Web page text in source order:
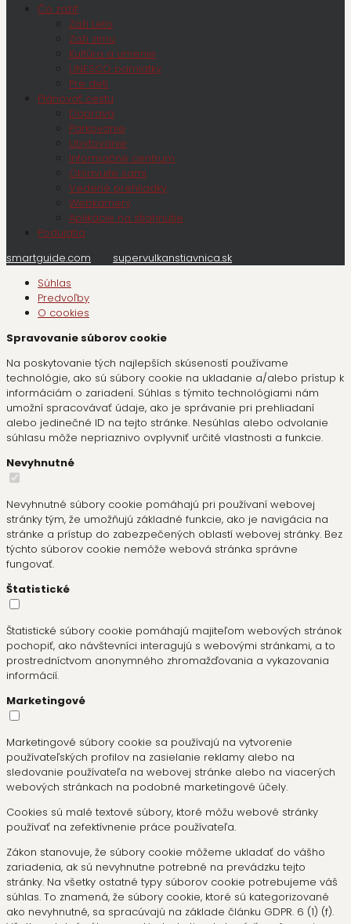
Čo zažiť
Zaži Leto
Zaži zimu
Kultúra a umenie
UNESCO pamiatky
Pre deti
Plánovať cestu
Doprava
Parkovanie
Ubytovanie
Informačné centrum
Objavujte sami
Vedené prehliadky
Webkamery
Aplikácie na stiahnutie
Podujatia
smartguide.com
supervulkanstiavnica.sk
Súhlas
Predvoľby
O cookies
Spravovanie súborov cookie
Na poskytovanie tých najlepších skúseností používame
technológie, ako sú súbory cookie na ukladanie a/alebo prístup k
informáciám o zariadení. Súhlas s týmito technológiami nám
umožní spracovávať údaje, ako je správanie pri prehliadaní
alebo jedinečné ID na tejto stránke. Nesúhlas alebo odvolanie
súhlasu môže nepriaznivo ovplyvniť určité vlastnosti a funkcie.
Nevyhnutné
Nevyhnutné súbory cookie pomáhajú pri používaní webovej
stránky tým, že umožňujú základné funkcie, ako je navigácia na
stránke a prístup do zabezpečených oblastí webovej stránky. Bez
týchto súborov cookie nemôže webová stránka správne
fungovať.
Štatistické
Štatistické súbory cookie pomáhajú majiteľom webových stránok
pochopiť, ako návštevníci interagujú s webovými stránkami, a to
prostredníctvom anonymného zhromažďovania a vykazovania
informácií.
Marketingové
Marketingové súbory cookie sa používajú na vytvorenie
používateľských profilov na zasielanie reklamy alebo na
sledovanie používateľa na webovej stránke alebo na viacerých
webových stránkach na podobné marketingové účely.
Cookies sú malé textové súbory, ktoré môžu webové stránky
používať na zefektívnenie práce používateľa.
Zákon stanovuje, že súbory cookie môžeme ukladať do vášho
zariadenia, ak sú nevyhnutne potrebné na prevádzku tejto
stránky. Na všetky ostatné typy súborov cookie potrebujeme váš
súhlas. To znamená, že súbory cookie, ktoré sú kategorizované
ako nevyhnutné, sa spracúvajú na základe článku GDPR. 6 (1) (f).